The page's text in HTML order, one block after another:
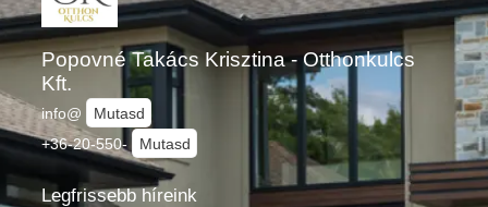
Popovné Takács Krisztina - Otthonkulcs
Kft.
info@
Mutasd
+36-20-550-
Mutasd
Legfrissebb híreink